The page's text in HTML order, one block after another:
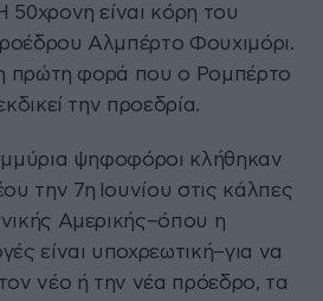
είναι κόρη του
Αλμπέρτο Φουχιμόρι.
πρώτη φορά που ο Ρομπέρτο
την προεδρία.
ψηφοφόροι κλήθηκαν
την 7η Ιουνίου στις κάλπες
Αμερικής–όπου η
είναι υποχρεωτική–για να
νέο ή την νέα πρόεδρο, τα